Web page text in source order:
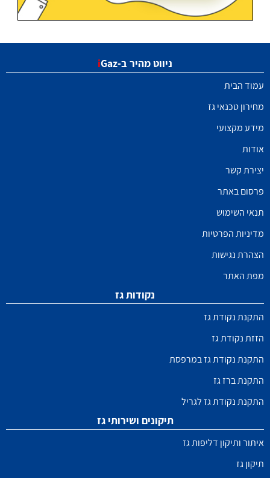
ניווט מהיר ב- iGaz
עמוד הבית
מחירון טכנאי גז
מידע מקצועי
אודות
יצירת קשר
פרסום באתר
תנאי השימוש
מדיניות הפרטיות
הצהרת נגישות
מפת האתר
נקודות גז
התקנת נקודת גז
הזזת נקודת גז
התקנת נקודת גז במרפסת
התקנת ברז גז
התקנת נקודת גז לגריל
תיקונים ושירותי גז
איתור ותיקון דליפות גז
תיקון גז